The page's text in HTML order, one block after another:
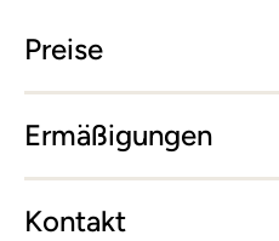
Preise
Ermäßigungen
Kontakt